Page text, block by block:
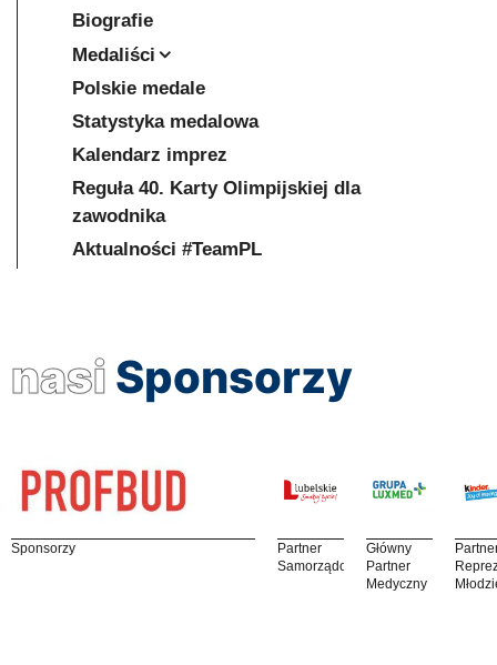
Biografie
Medaliści
Polskie medale
Statystyka medalowa
Kalendarz imprez
Reguła 40. Karty Olimpijskiej dla
zawodnika
Aktualności #TeamPL
nasi Sponsorzy
Sponsorzy
Partner
Samorządowy
Główny
Partner
Medyczny